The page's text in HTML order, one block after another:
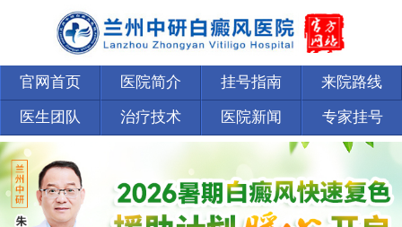
官网首页 医院简介 挂号指南 来院路线
医生团队 治疗技术 医院新闻 专家挂号